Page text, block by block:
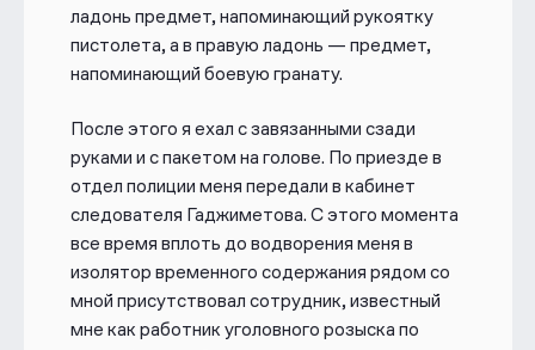
ладонь предмет, напоминающий рукоятку
пистолета, а в правую ладонь — предмет,
напоминающий боевую гранату.
После этого я ехал с завязанными сзади
руками и с пакетом на голове. По приезде в
отдел полиции меня передали в кабинет
следователя Гаджиметова. С этого момента
все время вплоть до водворения меня в
изолятор временного содержания рядом со
мной присутствовал сотрудник, известный
мне как работник уголовного розыска по